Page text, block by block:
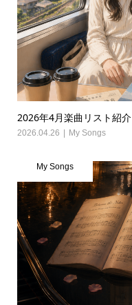
2026年4月楽曲リスト紹介
2026.04.26 My Songs
My Songs